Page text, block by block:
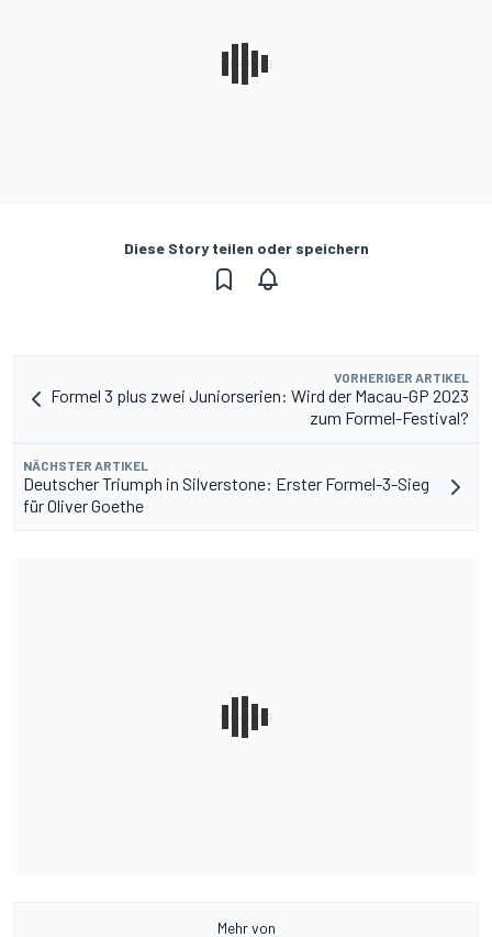
Diese Story teilen oder speichern
VORHERIGER ARTIKEL
Formel 3 plus zwei Juniorserien: Wird der Macau-GP 2023
zum Formel-Festival?
NÄCHSTER ARTIKEL
Deutscher Triumph in Silverstone: Erster Formel-3-Sieg
für Oliver Goethe
Mehr von